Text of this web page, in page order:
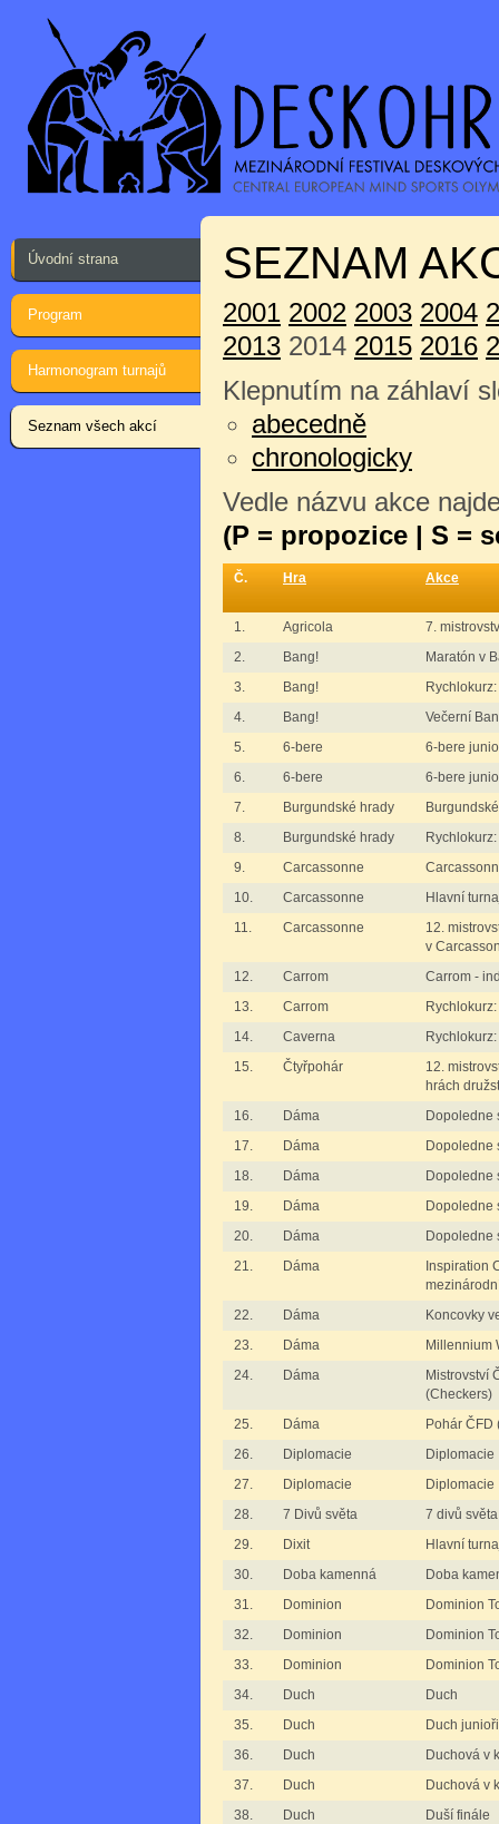
Úvodní strana
Program
Harmonogram turnajů
Seznam všech akcí
SEZNAM
2001 2002 2003 2004
2013 2014 2015 2016
Klepnutím na záhlaví
abecedně
chronologicky
Vedle názvu akce
(P = propozice | S =
Č. Hra Akce
1. Agricola
7.
2.
Bang!
Maratón v
3.
Bang!
4.
Bang!
Večerní
5.
6-bere
6-bere
6.
6-bere
6-bere
7.
Burgundské hrady
8.
Burgundské hrady
9.
Carcassonne
10.
Carcassonne
Hlavní
11.
Carcassonne
12.
v
12.
Carrom
Carrom -
13.
Carrom
14.
Caverna
15.
Čtyřpohár
12.
hrách
16.
Dáma
Dopoledne
17.
Dáma
Dopoledne
18.
Dáma
Dopoledne
19.
Dáma
Dopoledne
20.
Dáma
Dopoledne
21.
Dáma
Inspiration
22.
Dáma
Koncovky
23.
Dáma
Millennium
24.
Dáma
Mistrovství
(Checkers)
25.
Dáma
Pohár
26.
Diplomacie
Diplomacie
27.
Diplomacie
Diplomacie
28.
7 Divů světa
7 divů světa
29.
Dixit
Hlavní
30.
Doba kamenná
Doba
31.
Dominion
Dominion
32.
Dominion
Dominion
33.
Dominion
Dominion
34.
Duch
Duch
35.
Duch
Duch junioři
36.
Duch
Duchová v
37.
Duch
Duchová v
38.
Duch
Duší finále